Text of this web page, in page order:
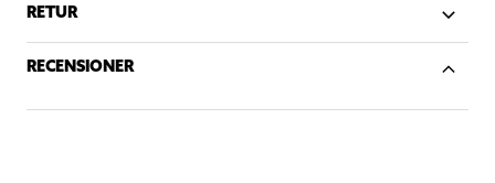
RETUR
RECENSIONER